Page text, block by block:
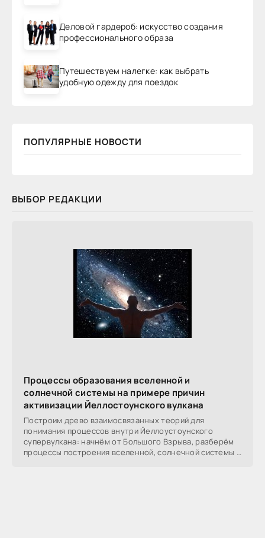
Деловой гардероб: искусство создания
профессионального образа
Путешествуем налегке: как выбрать
удобную одежду для поездок
ПОПУЛЯРНЫЕ НОВОСТИ
ВЫБОР РЕДАКЦИИ
Процессы образования вселенной и
солнечной системы на примере причин
активизации Йеллостоунского вулкана
Построим древо взаимосвязанных теорий для
понимания процессов внутри Йеллоустоунского
супервулкана: начнём от Большого Взрыва, разберём
процессы построения вселенной, солнечной системы в